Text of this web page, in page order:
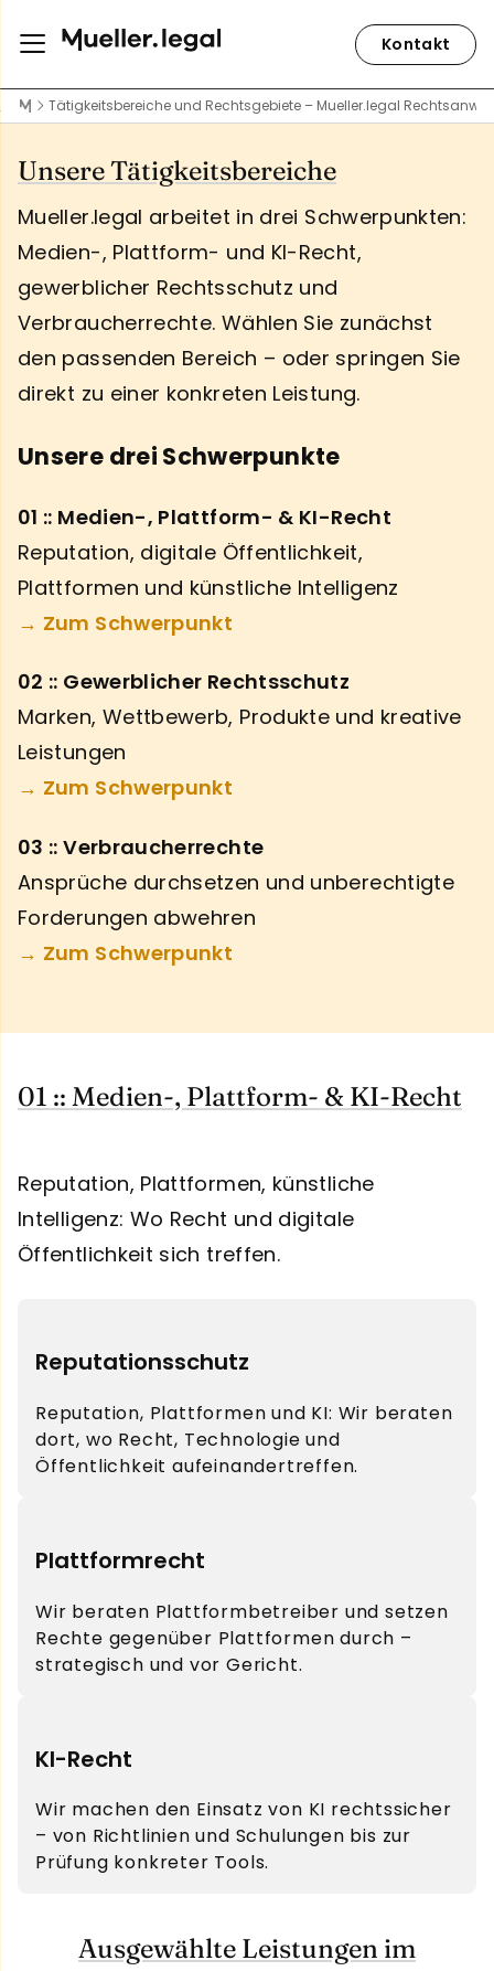
Kontakt
Tätigkeitsbereiche und Rechtsgebiete – Mueller.legal
Unsere Tätigkeitsbereiche
Mueller.legal arbeitet in drei Schwerpunkten:
Medien-, Plattform- und KI-Recht,
gewerblicher Rechtsschutz und
Verbraucherrechte. Wählen Sie zunächst
den passenden Bereich – oder springen Sie
direkt zu einer konkreten Leistung.
Unsere drei Schwerpunkte
01 :: Medien-, Plattform- & KI-Recht
Reputation, digitale Öffentlichkeit,
Plattformen und künstliche Intelligenz
→ Zum Schwerpunkt
02 :: Gewerblicher Rechtsschutz
Marken, Wettbewerb, Produkte und kreative
Leistungen
→ Zum Schwerpunkt
03 :: Verbraucherrechte
Ansprüche durchsetzen und unberechtigte
Forderungen abwehren
→ Zum Schwerpunkt
01 :: Medien-, Plattform- & KI-Recht
Reputation, Plattformen, künstliche
Intelligenz: Wo Recht und digitale
Öffentlichkeit sich treffen.
Reputationsschutz
Reputation, Plattformen und KI: Wir beraten
dort, wo Recht, Technologie und
Öffentlichkeit aufeinandertreffen.
Plattformrecht
Wir beraten Plattformbetreiber und setzen
Rechte gegenüber Plattformen durch –
strategisch und vor Gericht.
KI-Recht
Wir machen den Einsatz von KI rechtssicher
– von Richtlinien und Schulungen bis zur
Prüfung konkreter Tools.
Ausgewählte Leistungen im